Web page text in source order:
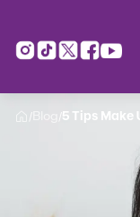
Kartu Perdana AXIS
/ /5 Tips Make